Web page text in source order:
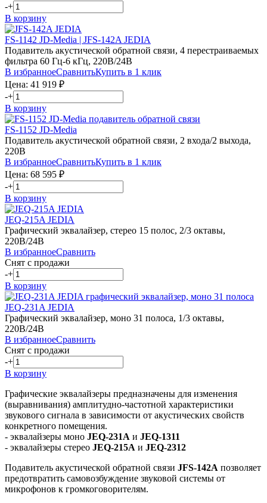
-+
В корзину
FS-1142 JD-Media | JFS-142A JEDIA
Подавитель акустической обратной связи, 4 перестраиваемых
фильтра 60 Гц-6 кГц, 220В/24В
В избранноеСравнитьКупить в 1 клик
Цена: 41 919 ₽
-+
В корзину
FS-1152 JD-Media
Подавитель акустической обратной связи, 2 входа/2 выхода,
220В
В избранноеСравнитьКупить в 1 клик
Цена: 68 595 ₽
-+
В корзину
JEQ-215A JEDIA
Графический эквалайзер, стерео 15 полос, 2/3 октавы,
220В/24В
В избранноеСравнить
Снят с продажи
-+
В корзину
JEQ-231A JEDIA
Графический эквалайзер, моно 31 полоса, 1/3 октавы,
220В/24В
В избранноеСравнить
Снят с продажи
-+
В корзину
Графические эквалайзеры предназначены для изменения
(выравнивания) амплитудно-частотной характеристики
звукового сигнала в зависимости от акустических свойств
конкретного помещения.
- эквалайзеры моно JEQ-231A и JEQ-1311
- эквалайзеры стерео JEQ-215A и JEQ-2312
Подавитель акустической обратной связи JFS-142A позволяет
предотвратить самовозбуждение звуковой системы от
микрофонов к громкоговорителям.